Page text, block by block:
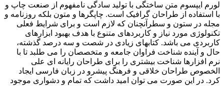
لورم ایپسوم متن ساختگی با تولید سادگی نامفهوم از صنعت چاپ و
با استفاده از طراحان گرافیک است. چاپگرها و متون بلکه روزنامه و
مجله در ستون و سطرآنچنان که لازم است و برای شرایط فعلی
تکنولوژی مورد نیاز و کاربردهای متنوع با هدف بهبود ابزارهای
کاربردی می باشد. کتابهای زیادی در شصت و سه درصد گذشته،
حال و آینده شناخت فراوان جامعه و متخصصان را می طلبد تا با
نرم افزارها شناخت بیشتری را برای طراحان رایانه ای علی
الخصوص طراحان خلاقی و فرهنگ پیشرو در زبان فارسی ایجاد
کرد. در این صورت می توان امید داشت که تمام و دشواری موجود